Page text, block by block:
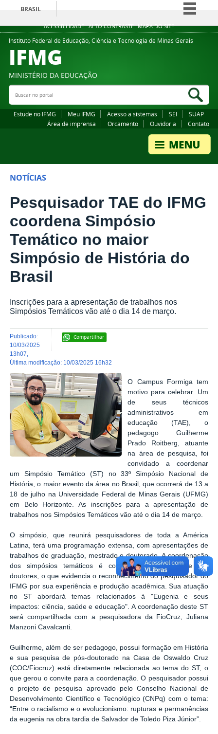
ACESSIBILIDADE ALTO CONTRASTE MAPA DO SITE
BRASIL
Simplifique!
Comunica BR
Legislação
Instituto Federal de Educação, Ciência e Tecnologia de Minas Gerais
IFMG
MINISTÉRIO DA EDUCAÇÃO
Buscar no portal
Estude no IFMG Meu IFMG Acesso a sistemas SEI
SUAP
Área de imprensa
Orcamento Ouvidoria Contato
NOTÍCIAS
Pesquisador TAE do IFMG
coordena Simpósio
Temático no maior
Simpósio de História do
Brasil
Inscrições para a apresentação de trabalhos nos
Simpósios Temáticos vão até o dia 14 de março.
Compartilhar
publicado:
10/03/2025
13h07
última modificação: 10/03/2025 16h32
O Campus Formiga tem
motivo para celebrar. Um
de seus técnicos
administrativos em
educação (TAE), o
pedagogo Guilherme
Prado Roitberg, atuante
na área de pesquisa, foi
convidado a coordenar
um Simpósio Temático (ST) no 33º Simpósio Nacional de
História, o maior evento da área no Brasil, que ocorrerá de 13 a
18 de julho na Universidade Federal de Minas Gerais (UFMG)
em Belo Horizonte. As inscrições para a apresentação de
trabalhos nos Simpósios Temáticos vão até o dia 14 de março.
O simpósio, que reunirá pesquisadores de toda a América
Latina, terá uma programação extensa, com apresentações de
trabalhos de graduação, mestrado e doutorado. A coordenação
dos simpósios temáticos é composta exclusivamente por
doutores, o que evidencia o reconhecimento do pesquisador do
IFMG por sua experiência e produção acadêmica. Sua atuação
no ST abordará temas relacionados à "Eugenia e seus
impactos: ciência, saúde e educação". A coordenação deste ST
será compartilhada com a pesquisadora da FioCruz, Juliana
Manzoni Cavalcanti.
Guilherme, além de ser pedagogo, possui formação em História
e sua pesquisa de pós-doutorado na Casa de Oswaldo Cruz
(COC/Fiocruz) está diretamente relacionada ao tema do ST, o
que gerou o convite para a coordenação. O pesquisador possui
o projeto de pesquisa aprovado pelo Conselho Nacional de
Desenvolvimento Científico e Tecnológico (CNPq) com o tema:
“Entre o racialismo e o evolucionismo: rupturas e permanências
da eugenia na obra tardia de Salvador de Toledo Piza Júnior”.